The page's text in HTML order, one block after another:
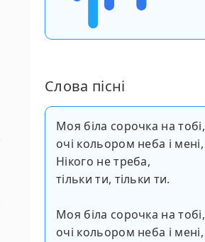
Слова пісні
Моя біла сорочка на тобі,
очі кольором неба і мені,
Нікого не треба,
тільки ти, тільки ти.
Моя біла сорочка на тобі,
очі кольором неба і мені,